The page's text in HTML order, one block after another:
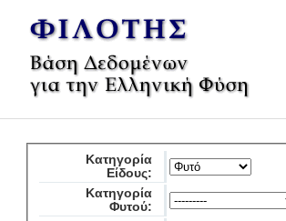
Κατηγορία
Είδους:
Κατηγορία
Φυτού: